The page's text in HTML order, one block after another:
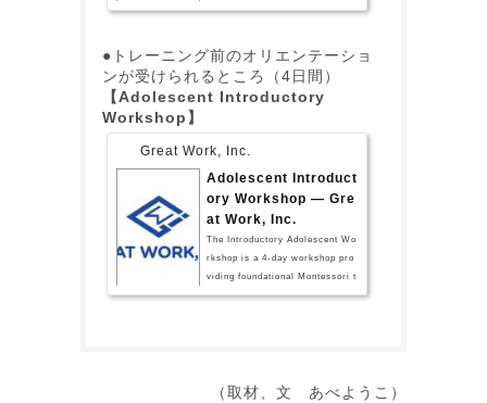
ori principles and background in
developmental needs of adolesc
ents. Lecturers, presenters, and
practitioners include AMI traine
rs and AMI trained practitioners
●トレーニング前のオリエンテーショ
ンが受けられるところ（4日間）
【Adolescent Introductory
Workshop】
Great Work, Inc.
Adolescent Introduct
ory Workshop — Gre
at Work, Inc.
The Introductory Adolescent Wo
rkshop is a 4-day workshop pro
viding foundational Montessori t
heory and methodology for work
nents of an adolescent program,
（取材、文 あべようこ）